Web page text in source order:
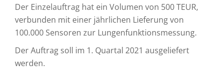
Der Einzelauftrag hat ein Volumen von 500 TEUR,
verbunden mit einer jährlichen Lieferung von
100.000 Sensoren zur Lungenfunktionsmessung.
Der Auftrag soll im 1. Quartal 2021 ausgeliefert
werden.